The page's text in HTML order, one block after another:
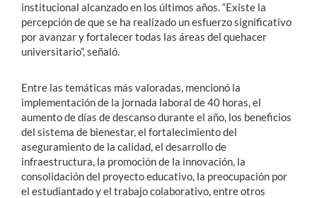
institucional alcanzado en los últimos años. “Existe la
percepción de que se ha realizado un esfuerzo significativo
por avanzar y fortalecer todas las áreas del quehacer
universitario”, señaló.
Entre las temáticas más valoradas, mencionó la
implementación de la jornada laboral de 40 horas, el
aumento de días de descanso durante el año, los beneficios
del sistema de bienestar, el fortalecimiento del
aseguramiento de la calidad, el desarrollo de
infraestructura, la promoción de la innovación, la
consolidación del proyecto educativo, la preocupación por
el estudiantado y el trabajo colaborativo, entre otros